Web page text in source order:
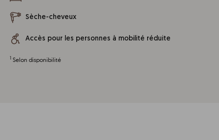
Sèche-cheveux
Accès pour les personnes à mobilité réduite
1 Selon disponibilité